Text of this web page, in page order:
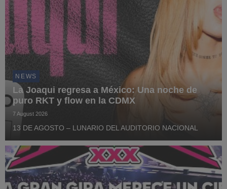
NEWS
La Joaqui regresa a México: Una noche de
puro RKT y flow en la CDMX
7 August 2026
13 DE AGOSTO – LUNARIO DEL AUDITORIO NACIONAL